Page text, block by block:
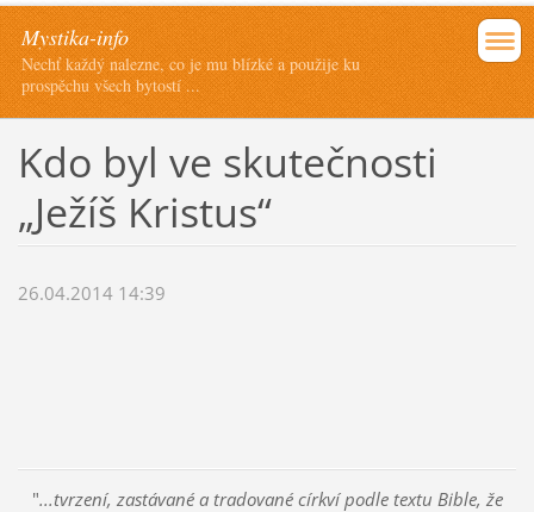
Mystika-info
Nechť každý nalezne, co je mu blízké a použije ku
prospěchu všech bytostí ...
Kdo byl ve skutečnosti
„Ježíš Kristus“
26.04.2014 14:39
"...tvrzení, zastávané a tradované církví podle textu Bible, že